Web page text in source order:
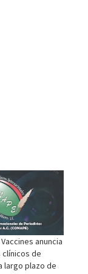
anuncia
de
largo plazo de